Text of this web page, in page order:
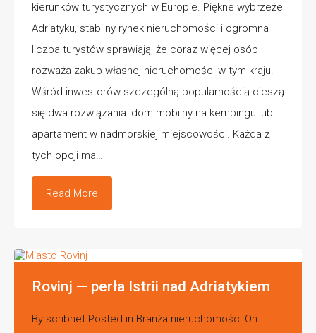
kierunków turystycznych w Europie. Piękne wybrzeże
Adriatyku, stabilny rynek nieruchomości i ogromna
liczba turystów sprawiają, że coraz więcej osób
rozważa zakup własnej nieruchomości w tym kraju.
Wśród inwestorów szczególną popularnością cieszą
się dwa rozwiązania: dom mobilny na kempingu lub
apartament w nadmorskiej miejscowości. Każda z
tych opcji ma…
Read More
Rovinj — perła Istrii nad Adriatykiem
By scribnet Posted in Branża nieruchomości On